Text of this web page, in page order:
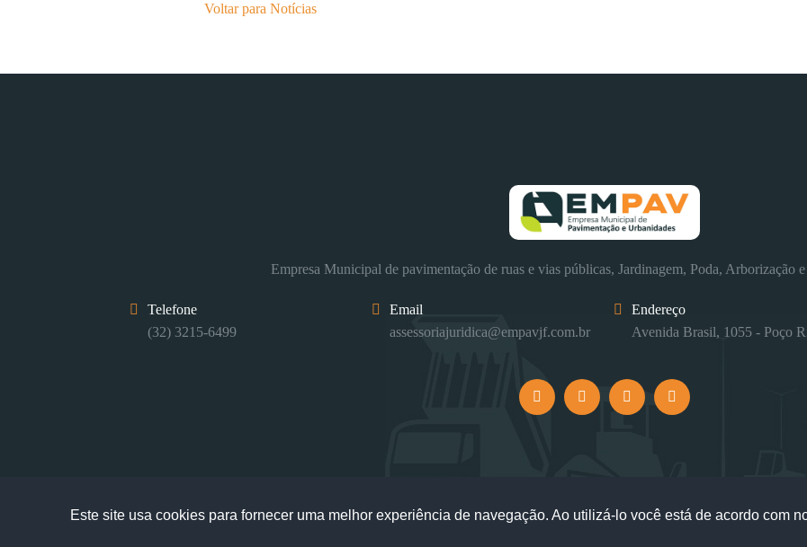
Voltar para Notícias
Empresa Municipal de pavimentação de ruas e vias públicas, Jardinagem, Poda, Arborização
Telefone
(32) 3215-6499
Email
assessoriajuridica@empavjf.com.br
Endereço
Avenida Brasil, 1055 - Poço
Este site usa cookies para fornecer uma melhor experiência de navegação. Ao utilizá-lo você está de acordo com